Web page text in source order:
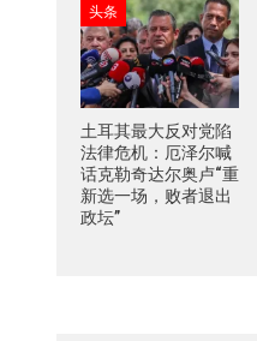
头条
土耳其最大反对党陷
法律危机：厄泽尔喊
话克勒奇达尔奥卢“重
新选一场，败者退出
政坛”